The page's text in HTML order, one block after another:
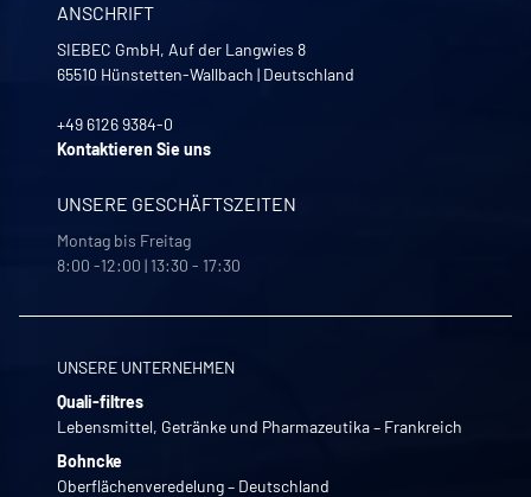
ANSCHRIFT
SIEBEC GmbH, Auf der Langwies 8
65510 Hünstetten-Wallbach | Deutschland
+49 6126 9384-0
Kontaktieren Sie uns
UNSERE GESCHÄFTSZEITEN
Montag bis Freitag
8:00 -12:00 | 13:30 - 17:30
UNSERE UNTERNEHMEN
Quali-filtres
Lebensmittel, Getränke und Pharmazeutika – Frankreich
Bohncke
Oberflächenveredelung – Deutschland